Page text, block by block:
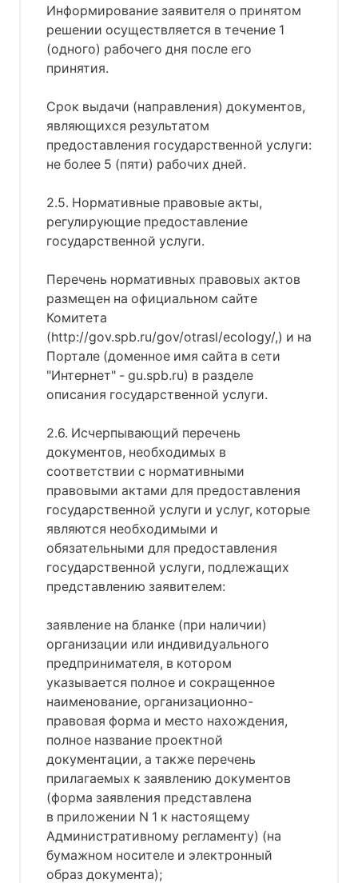
Информирование заявителя о принятом
решении осуществляется в течение 1
(одного) рабочего дня после его
принятия.
Срок выдачи (направления) документов,
являющихся результатом
предоставления государственной услуги:
не более 5 (пяти) рабочих дней.
2.5. Нормативные правовые акты,
регулирующие предоставление
государственной услуги.
Перечень нормативных правовых актов
размещен на официальном сайте
Комитета
(http://gov.spb.ru/gov/otrasl/ecology/,) и на
Портале (доменное имя сайта в сети
"Интернет" - gu.spb.ru) в разделе
описания государственной услуги.
2.6. Исчерпывающий перечень
документов, необходимых в
соответствии с нормативными
правовыми актами для предоставления
государственной услуги и услуг, которые
являются необходимыми и
обязательными для предоставления
государственной услуги, подлежащих
представлению заявителем:
заявление на бланке (при наличии)
организации или индивидуального
предпринимателя, в котором
указывается полное и сокращенное
наименование, организационно-
правовая форма и место нахождения,
полное название проектной
документации, а также перечень
прилагаемых к заявлению документов
(форма заявления представлена
в приложении N 1 к настоящему
Административному регламенту) (на
бумажном носителе и электронный
образ документа);